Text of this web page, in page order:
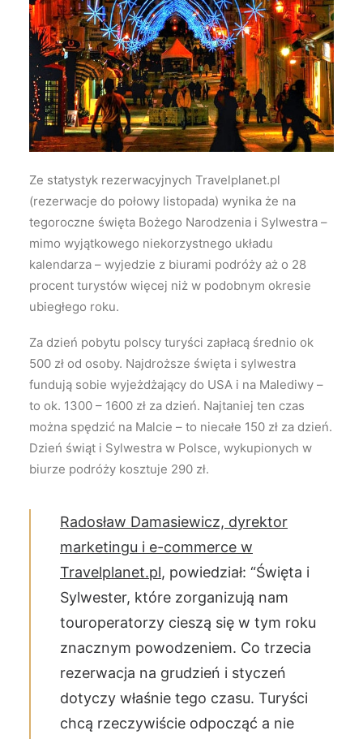
Wyszukiwanie
Ze statystyk rezerwacyjnych Travelplanet.pl
(rezerwacje do połowy listopada) wynika że na
tegoroczne święta Bożego Narodzenia i Sylwestra –
mimo wyjątkowego niekorzystnego układu
kalendarza – wyjedzie z biurami podróży aż o 28
procent turystów więcej niż w podobnym okresie
ubiegłego roku.
Za dzień pobytu polscy turyści zapłacą średnio ok
500 zł od osoby. Najdroższe święta i sylwestra
fundują sobie wyjeżdżający do USA i na Malediwy –
to ok. 1300 – 1600 zł za dzień. Najtaniej ten czas
można spędzić na Malcie – to niecałe 150 zł za dzień.
Dzień świąt i Sylwestra w Polsce, wykupionych w
biurze podróży kosztuje 290 zł.
Radosław Damasiewicz, dyrektor
marketingu i e-commerce w
Travelplanet.pl, powiedział: “Święta i
Sylwester, które zorganizują nam
touroperatorzy cieszą się w tym roku
znacznym powodzeniem. Co trzecia
rezerwacja na grudzień i styczeń
dotyczy właśnie tego czasu. Turyści
chcą rzeczywiście odpocząć a nie